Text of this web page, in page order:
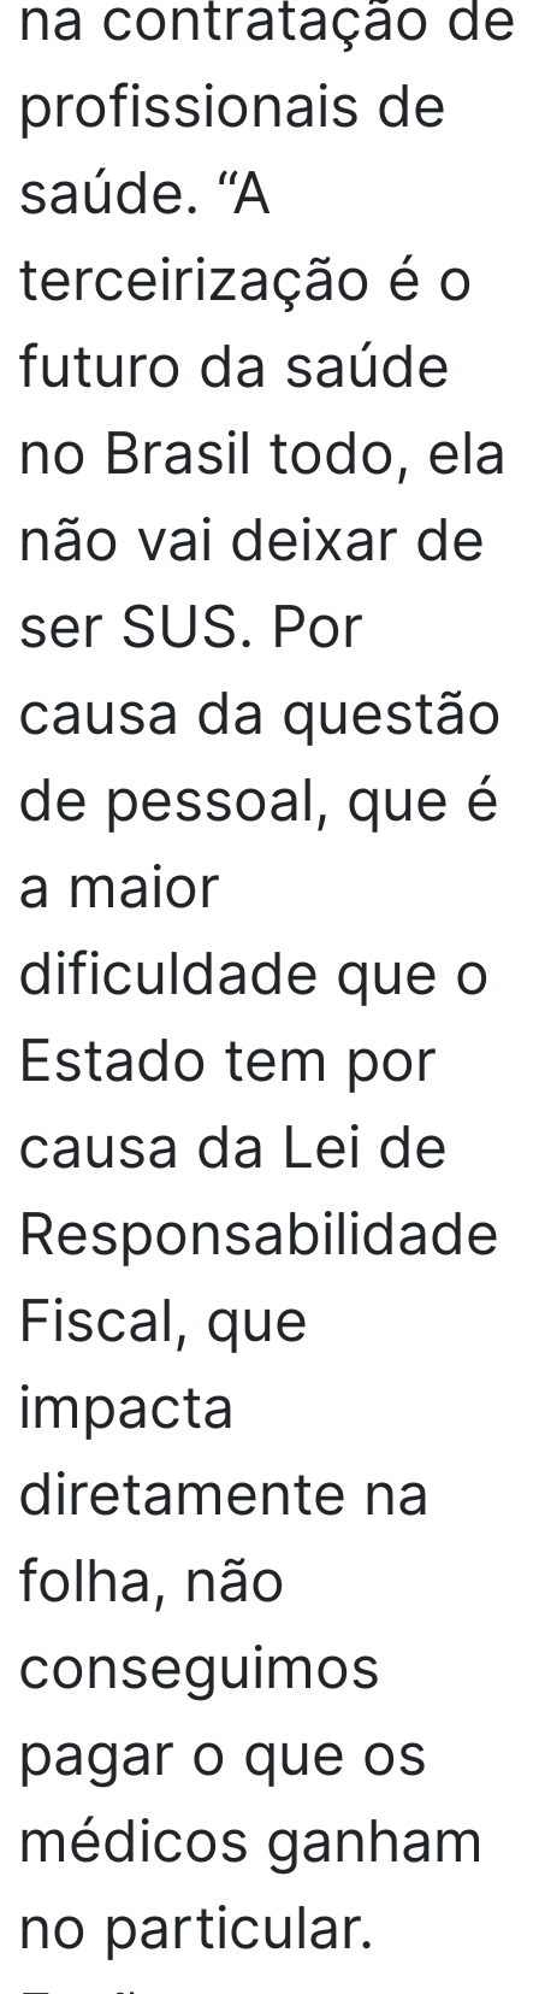
na contratação de
profissionais de
saúde. “A
terceirização é o
futuro da saúde
no Brasil todo, ela
não vai deixar de
ser SUS. Por
causa da questão
de pessoal, que é
a maior
dificuldade que o
Estado tem por
causa da Lei de
Responsabilidade
Fiscal, que
impacta
diretamente na
folha, não
conseguimos
pagar o que os
médicos ganham
no particular.